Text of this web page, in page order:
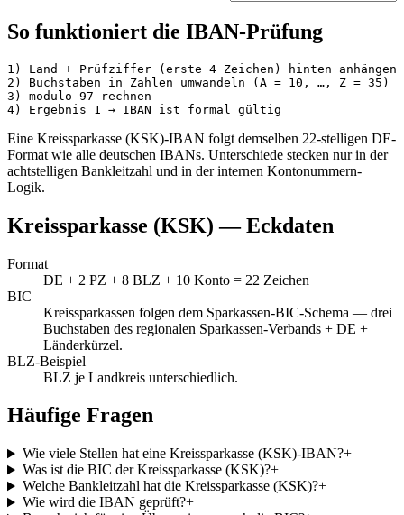
So funktioniert die IBAN-Prüfung
1) Land + Prüfziffer (erste 4 Zeichen) hinten anhängen
2) Buchstaben in Zahlen umwandeln (A = 10, …, Z = 35)
3) modulo 97 rechnen
4) Ergebnis 1 → IBAN ist formal gültig
Eine Kreissparkasse (KSK)-IBAN folgt demselben 22-stelligen DE-
Format wie alle deutschen IBANs. Unterschiede stecken nur in der
achtstelligen Bankleitzahl und in der internen Kontonummern-
Logik.
Kreissparkasse (KSK) — Eckdaten
Format
DE + 2 PZ + 8 BLZ + 10 Konto = 22 Zeichen
BIC
Kreissparkassen folgen dem Sparkassen-BIC-Schema — drei
Buchstaben des regionalen Sparkassen-Verbands + DE +
Länderkürzel.
BLZ-Beispiel
BLZ je Landkreis unterschiedlich.
Häufige Fragen
Wie viele Stellen hat eine Kreissparkasse (KSK)-IBAN?+
Was ist die BIC der Kreissparkasse (KSK)?+
Welche Bankleitzahl hat die Kreissparkasse (KSK)?+
Wie wird die IBAN geprüft?+